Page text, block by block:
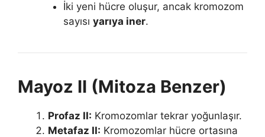
İki yeni hücre oluşur, ancak kromozom
sayısı yarıya iner.
Mayoz II (Mitoza Benzer)
Profaz II: Kromozomlar tekrar yoğunlaşır.
Metafaz II: Kromozomlar hücre ortasına